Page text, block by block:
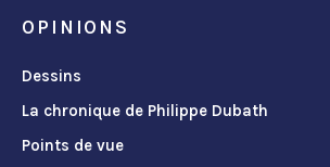
OPINIONS
Dessins
La chronique de Philippe Dubath
Points de vue